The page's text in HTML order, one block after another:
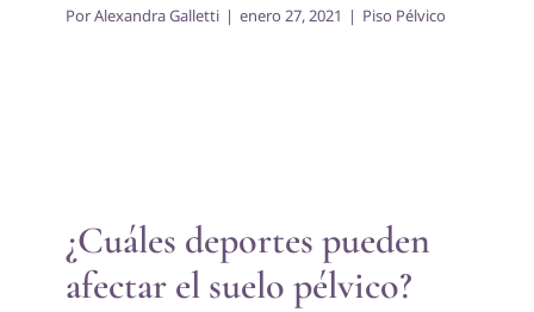
PorAlexandra Galletti | enero 27, 2021 | Piso Pélvico
¿Cuáles deportes pueden
afectar el suelo pélvico?